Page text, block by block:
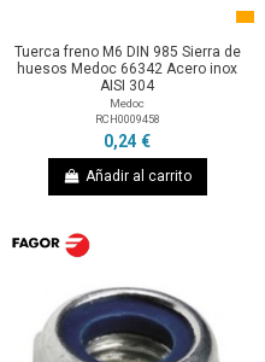
Tuerca freno M6 DIN 985 Sierra de
huesos Medoc 66342 Acero inox
AISI 304
Medoc
RCH0009458
0,24 €
Añadir al carrito